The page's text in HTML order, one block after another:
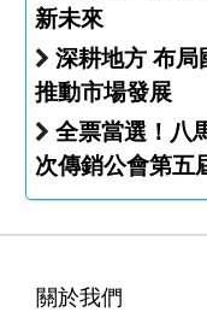
新未來
深耕地方 布局國際 愛樂唯
推動市場發展
全票當選！八
次傳銷公會第五
關於我們